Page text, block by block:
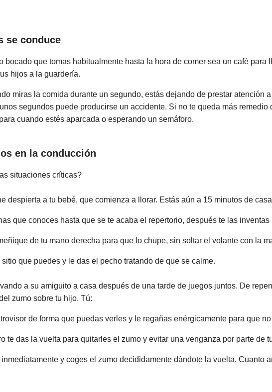
se conduce
bocado que tomas habitualmente hasta la hora de comer sea un café para
hijos a la guardería.
miras la comida durante un segundo, estás dejando de prestar atención
segundos puede producirse un accidente. Si no te queda más
cuando estés aparcada o esperando un semáforo.
en la conducción
situaciones críticas?
despierta a tu bebé, que comienza a llorar. Estás aún a 15 minutos de
que conoces hasta que se te acaba el repertorio, después te las inventas
de tu mano derecha para que lo chupe, sin soltar el volante con la
que puedes y le das el pecho tratando de que se calme.
a su amiguito a casa después de una tarde de juegos juntos. De
zumo sobre tu hijo. Tú:
de forma que puedas verles y le regañas enérgicamente para que
te das la vuelta para quitarles el zumo y evitar una venganza por parte de
y coges el zumo decididamente dándote la vuelta. Cuanto